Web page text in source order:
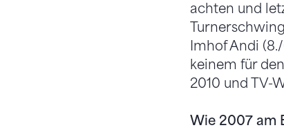
achten und
Imhof Andi
keinem für
2010 und TV-
Wie 2007 am